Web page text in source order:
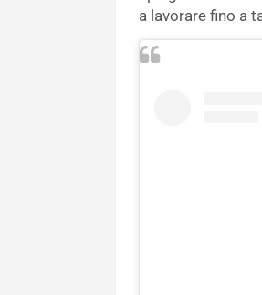
a lavorare fino a